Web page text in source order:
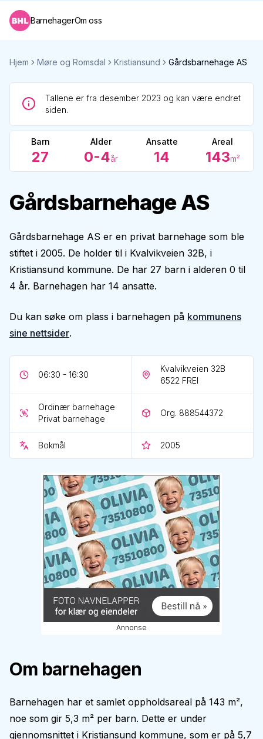
BarnehagerOm oss
Hjem Møre og Romsdal Kristiansund Gårdsbarnehage AS
Tallene er fra desember 2023 og kan være endret
siden.
Barn
27
Alder
0-4år
Ansatte
14
Areal
143m²
Gårdsbarnehage AS
Gårdsbarnehage AS er en privat barnehage som ble
stiftet i 2005. De holder til i Kvalvikveien 32B, i
Kristiansund kommune. De har 27 barn i alderen 0 til
4 år. Barnehagen har 14 ansatte.
Du kan søke om plass i barnehagen på kommunens
sine nettsider.
06:30 - 16:30
Kvalvikveien 32B
6522 FREI
Ordinær barnehage
Privat barnehage
Org. 888544372
Bokmål 2005
Annonse
Om barnehagen
Barnehagen har et samlet oppholdsareal på 143 m²,
noe som gir 5,3 m² per barn. Dette er under
gjennomsnittet i Kristiansund kommune, som er på 5,7